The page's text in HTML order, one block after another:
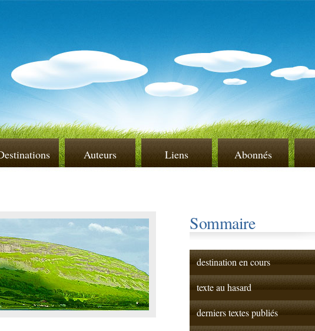
Auteurs Liens Abonnés
Sommaire
destination en cours
texte au hasard
derniers textes publiés